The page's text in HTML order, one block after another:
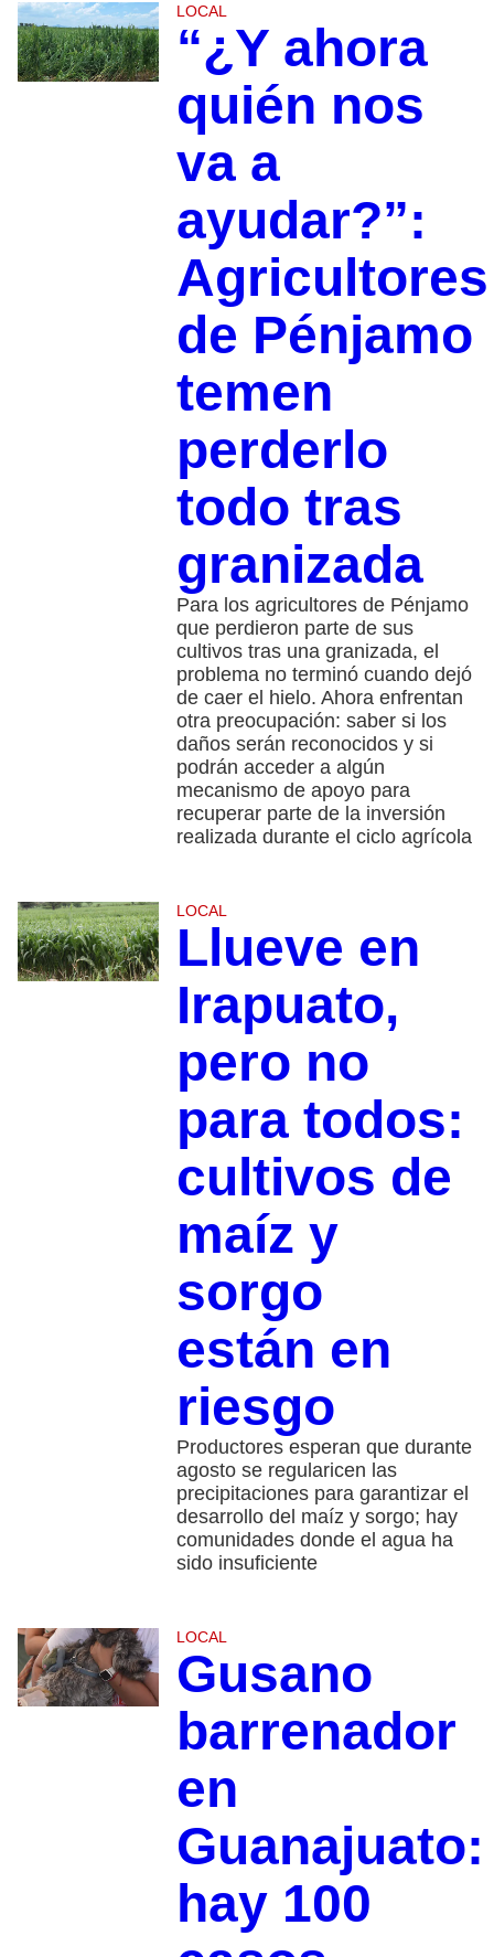
LOCAL
“¿Y ahora
quién nos
va a
ayudar?”:
Agricultores
de Pénjamo
temen
perderlo
todo tras
granizada
Para los agricultores de Pénjamo
que perdieron parte de sus
cultivos tras una granizada, el
problema no terminó cuando dejó
de caer el hielo. Ahora enfrentan
otra preocupación: saber si los
daños serán reconocidos y si
podrán acceder a algún
mecanismo de apoyo para
recuperar parte de la inversión
realizada durante el ciclo agrícola
LOCAL
Llueve en
Irapuato,
pero no
para todos:
cultivos de
maíz y
sorgo
están en
riesgo
Productores esperan que durante
agosto se regularicen las
precipitaciones para garantizar el
desarrollo del maíz y sorgo; hay
comunidades donde el agua ha
sido insuficiente
LOCAL
Gusano
barrenador
en
Guanajuato:
hay 100